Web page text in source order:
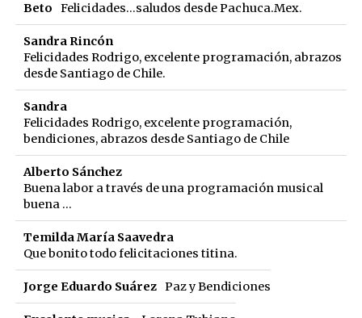
Beto Felicidades...saludos desde Pachuca.Mex.
Sandra Rincón
Felicidades Rodrigo, excelente programación, abrazos
desde Santiago de Chile.
Sandra
Felicidades Rodrigo, excelente programación,
bendiciones, abrazos desde Santiago de Chile
Alberto Sánchez
Buena labor a través de una programación musical
buena ...
Temilda María Saavedra
Que bonito todo felicitaciones titina.
Jorge Eduardo Suárez Paz y Bendiciones